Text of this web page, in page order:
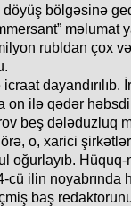
bölgəsinə
məlumat
rubldan çox
on ilə qədər
beş dələduzluq
o, xarici
oğurlayıb.
cü ilin
baş